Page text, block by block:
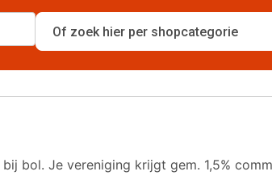
bol. Je vereniging krijgt gem. 1,5%